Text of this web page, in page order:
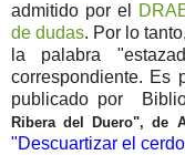
admitido por el
de dudas. Por lo
la palabra
correspondiente. Es
publicado por
Ribera del Duero", de
"Descuartizar el